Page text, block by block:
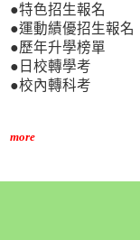
●特色招生報名
●運動績優招生報名
●歷年升學榜單
●日校轉學考
●校內轉科考
more